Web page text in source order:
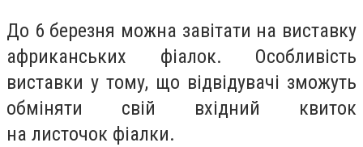
До 6 березня можна завітати на виставку
африканських фіалок. Особливість
виставки у тому, що відвідувачі зможуть
обміняти свій вхідний квиток
на листочок фіалки.